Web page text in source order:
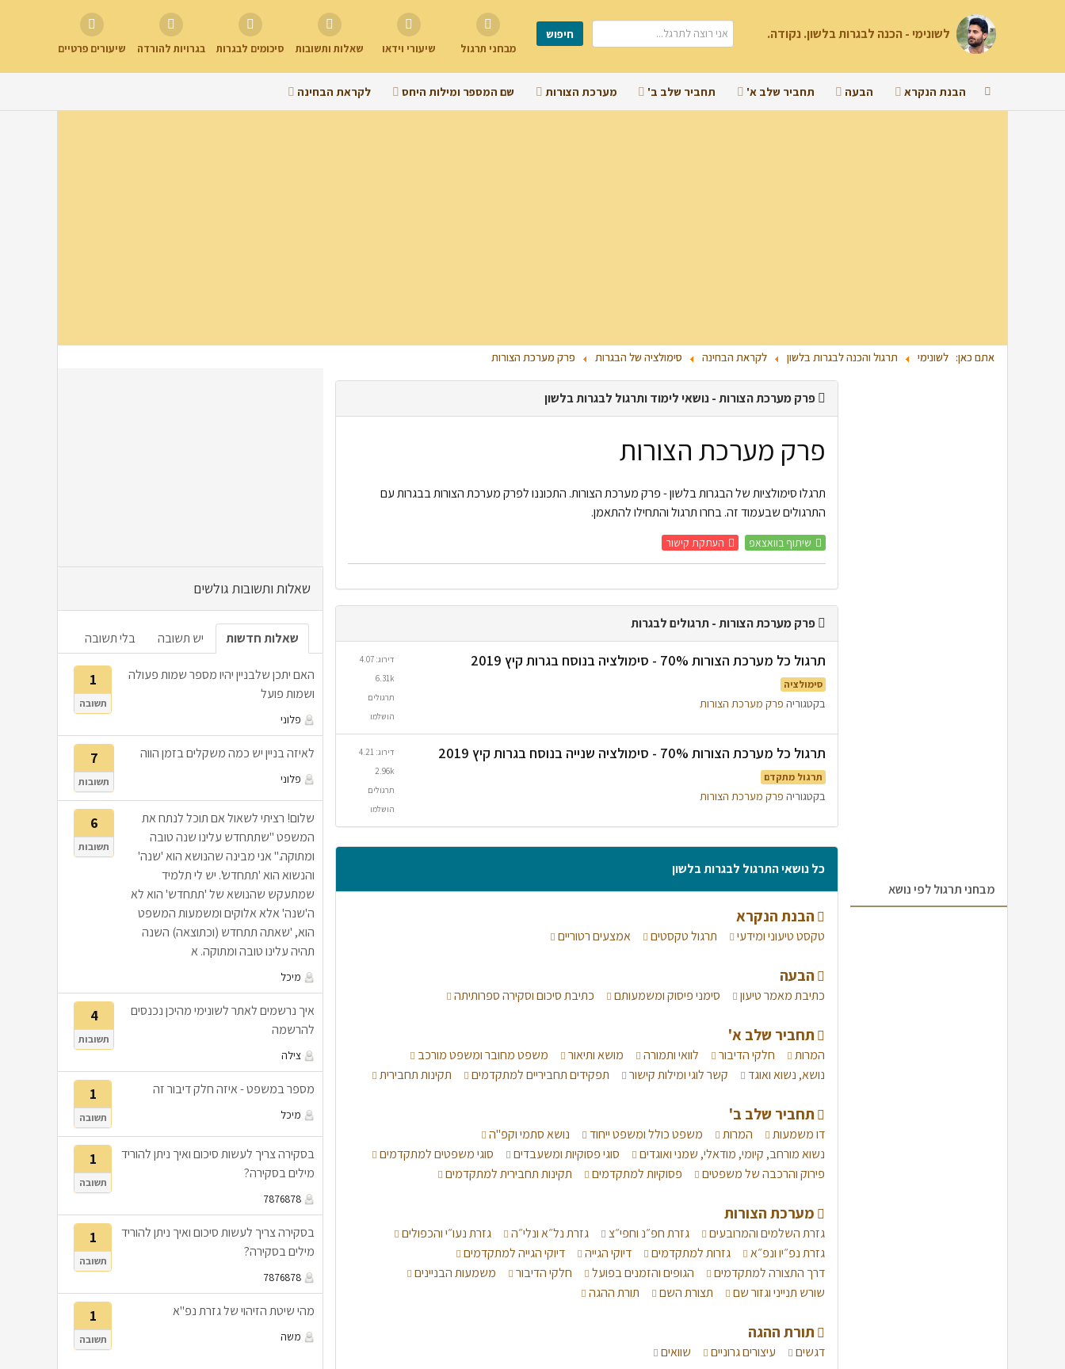
לשונימי - הכנה לבגרות בלשון. נקודה.
מבחני תרגול שיעורי וידאו שאלות ותשובות סיכומים לבגרות בגרויות להורדה שיעורים פרטיים
הבנת הנקרא הבעה תחביר שלב א' תחביר שלב ב' מערכת הצורות שם המספר ומילות היחס לקראת הבחינה
אתם כאן: לשונימי תרגול והכנה לבגרות בלשון לקראת הבחינה סימולציה של הבגרות פרק מערכת הצורות
מבחני תרגול לפי נושא
פרק מערכת הצורות - נושאי לימוד ותרגול לבגרות בלשון
פרק מערכת הצורות
תרגלו סימולציות של הבגרות בלשון - פרק מערכת הצורות. התכוננו לפרק מערכת הצורות בבגרות עם
התרגולים שבעמוד זה. בחרו תרגול והתחילו להתאמן.
שיתוף בוואצאפ העתקת קישור
פרק מערכת הצורות - תרגולים לבגרות
תרגול כל מערכת הצורות 70% - סימולציה בנוסח בגרות קיץ 2019
סימולציה
בקטגוריה פרק מערכת הצורות
דירוג: 4.07
6.31k
תרגולים
הושלמו
תרגול כל מערכת הצורות 70% - סימולציה שנייה בנוסח בגרות קיץ 2019
תרגול מתקדם
בקטגוריה פרק מערכת הצורות
דירוג: 4.21
2.96k
תרגולים
הושלמו
כל נושאי התרגול לבגרות בלשון
הבנת הנקרא
טקסט טיעוני ומידעי תרגול טקסטים אמצעים רטוריים
הבעה
כתיבת מאמר טיעון סימני פיסוק ומשמעותם כתיבת סיכום וסקירה ספרותיתה
תחביר שלב א'
המרות חלקי הדיבור לוואי ותמורה מושא ותיאור
משפט מחובר ומשפט מורכב
נושא, נשוא ואוגד
קשר לוגי ומילות קישור תפקידים תחביריים למתקדמים תקינות תחבירית
תחביר שלב ב'
דו משמעות המרות משפט כולל ומשפט ייחוד
נושא סתמי וקפ"ה
נשוא מורחב, קיומי, מודאלי, שמני ואוגדים
סוגי פסוקיות ומשעבדים
סוגי משפטים למתקדמים
פירוק והרכבה של משפטים
פסוקיות למתקדמים תקינות תחבירית למתקדמים
מערכת הצורות
גזרת השלמים והמרובעים גזרת חפ״נ וחפי״צ גזרת נל״א ונלי״ה
גזרת נעו״י והכפולים
גזרת נפ״יו ונפ״א
גזרות למתקדמים דיוקי הגייה
דיוקי הגייה למתקדמים
דרך התצורה למתקדמים
הגופים והזמנים בפועל חלקי הדיבור
משמעות הבניינים
שורש תנייני וגזור שם
תצורת השם תורת ההגה
תורת ההגה
דגשים עיצורים גרוניים שוואים
שאלות ותשובות גולשים
שאלות חדשות יש תשובה בלי תשובה
1
תשובה
האם יתכן שלבניין יהיו מספר שמות פעולה
ושמות פועל
פלוני
7
תשובות
לאיזה בניין יש כמה משקלים בזמן הווה
פלוני
6
תשובות
שלום! רציתי לשאול אם תוכל לנתח את
המשפט "שתתחדש עלינו שנה טובה
ומתוקה." אני מבינה שהנושא הוא 'שנה'
והנשוא הוא 'תתחדש'. יש לי תלמיד
שמתעקש שהנושא של 'תתחדש' הוא לא
ה'שנה' אלא אלוקים ומשמעות המשפט
הוא, 'שאתה תתחדש (וכתוצאה) השנה
תהיה עלינו טובה ומתוקה. א
מיכל
4
תשובות
איך נרשמים לאתר לשונימי מהיכן נכנסים
להרשמה
צילה
1
תשובה
מספר במשפט - איזה חלק דיבור זה
מיכל
1
תשובה
בסקירה צריך לעשות סיכום ואיך ניתן להוריד
מילים בסקירה?
7876878
1
תשובה
בסקירה צריך לעשות סיכום ואיך ניתן להוריד
מילים בסקירה?
7876878
1
תשובה
מהי שיטת הזיהוי של גזרת נפ"א
משה